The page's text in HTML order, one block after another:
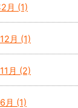
月 (1)
月 (1)
月 (2)
月 (1)